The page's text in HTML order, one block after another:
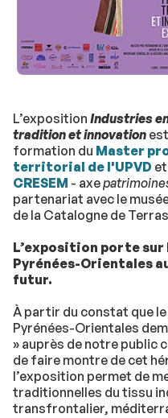
L’exposition Industries
tradition et innovation
formation du Master
territorial de l'UPVD
CRESEM - axe
partenariat avec le
de la Catalogne de
L’exposition porte
Pyrénées-Orientales
futur.
À partir du constat que
Pyrénées-Orientales
» auprès de notre public
de faire montre de cet
l’exposition permet de
traditionnelles du tissu
transfrontalier,